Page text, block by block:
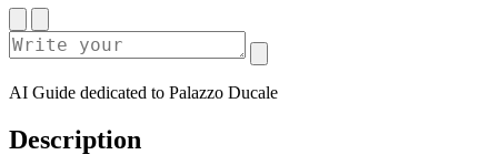
AI Guide dedicated to Palazzo Ducale
Description